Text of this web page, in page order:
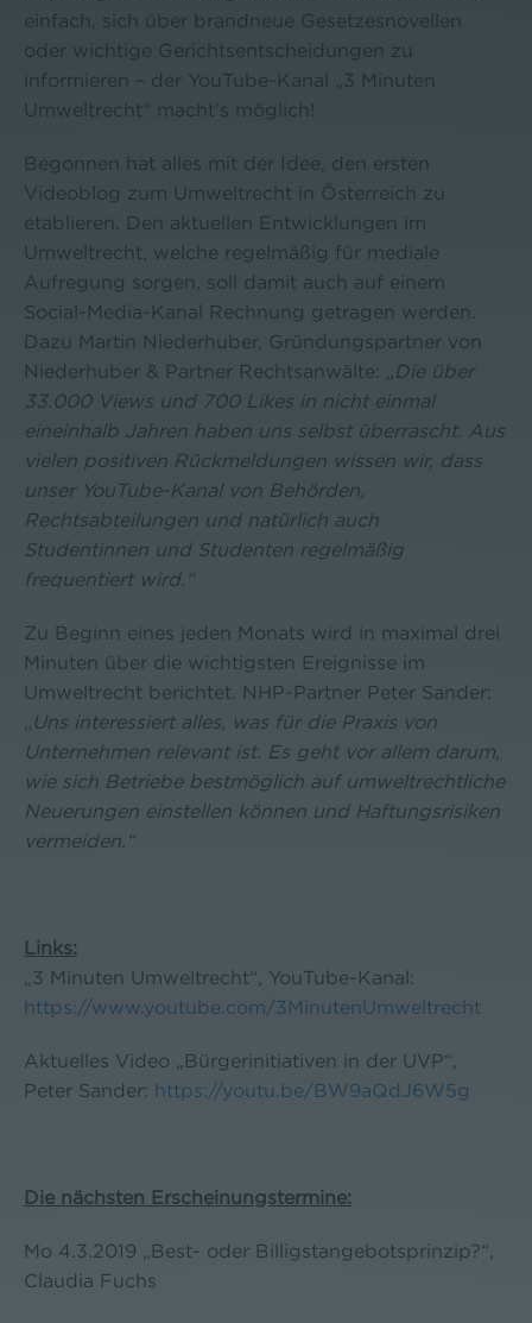
einfach, sich über brandneue Gesetzesnovellen
oder wichtige Gerichtsentscheidungen zu
informieren – der YouTube-Kanal „3 Minuten
Umweltrecht“ macht’s möglich!
Begonnen hat alles mit der Idee, den ersten
Videoblog zum Umweltrecht in Österreich zu
etablieren. Den aktuellen Entwicklungen im
Umweltrecht, welche regelmäßig für mediale
Aufregung sorgen, soll damit auch auf einem
Social-Media-Kanal Rechnung getragen werden.
Dazu Martin Niederhuber, Gründungspartner von
Niederhuber & Partner Rechtsanwälte:
„Die über
33.000 Views und 700 Likes in nicht einmal
eineinhalb Jahren haben uns selbst überrascht. Aus
vielen positiven Rückmeldungen wissen wir, dass
unser YouTube-Kanal von Behörden,
Rechtsabteilungen und natürlich auch
Studentinnen und Studenten regelmäßig
frequentiert wird.“
Zu Beginn eines jeden Monats wird in maximal drei
Minuten über die wichtigsten Ereignisse im
Umweltrecht berichtet. NHP-Partner Peter Sander:
„Uns interessiert alles, was für die Praxis von
Unternehmen relevant ist. Es geht vor allem darum,
wie sich Betriebe bestmöglich auf umweltrechtliche
Neuerungen einstellen können und Haftungsrisiken
vermeiden.“
Links:
„3 Minuten Umweltrecht“, YouTube-Kanal:
https://www.youtube.com/3MinutenUmweltrecht
Aktuelles Video „Bürgerinitiativen in der UVP“,
Peter Sander: https://youtu.be/BW9aQdJ6W5g
Die nächsten Erscheinungstermine:
Mo 4.3.2019 „Best- oder Billigstangebotsprinzip?“,
Claudia Fuchs